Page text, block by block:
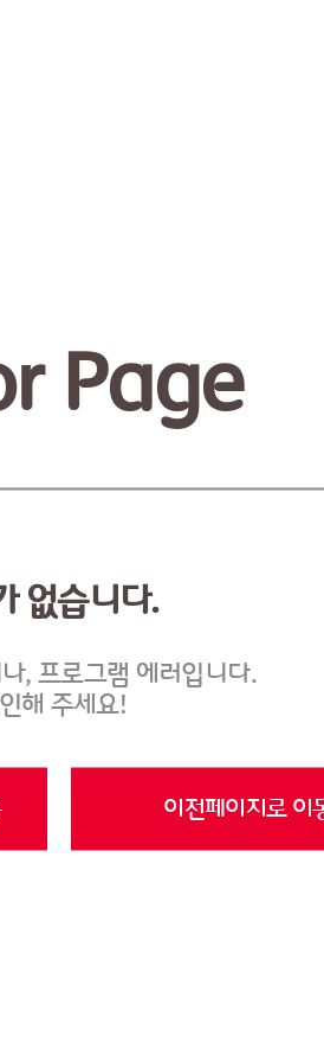
Page
없습니다.
, 프로그램 에러입니다.
해 주세요!
이전페이지로 이